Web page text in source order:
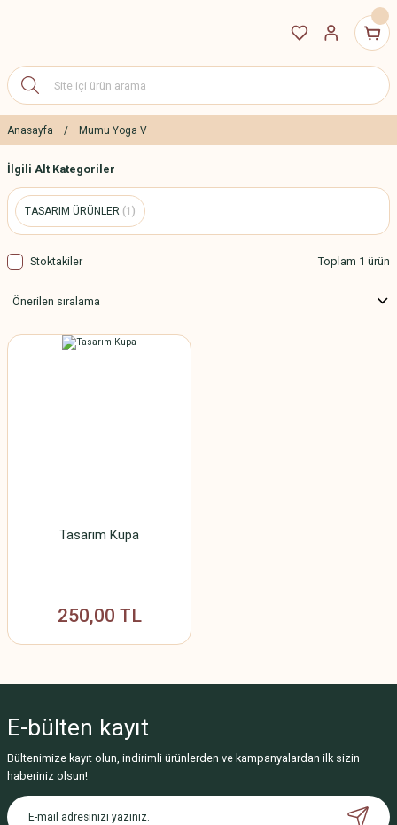
Anasayfa Mumu Yoga V
İlgili Alt Kategoriler
TASARIM ÜRÜNLER (1)
Stoktakiler Toplam 1 ürün
Tasarım Kupa
250,00 TL
E-bülten kayıt
Bültenimize kayıt olun, indirimli ürünlerden ve kampanyalardan ilk sizin
haberiniz olsun!